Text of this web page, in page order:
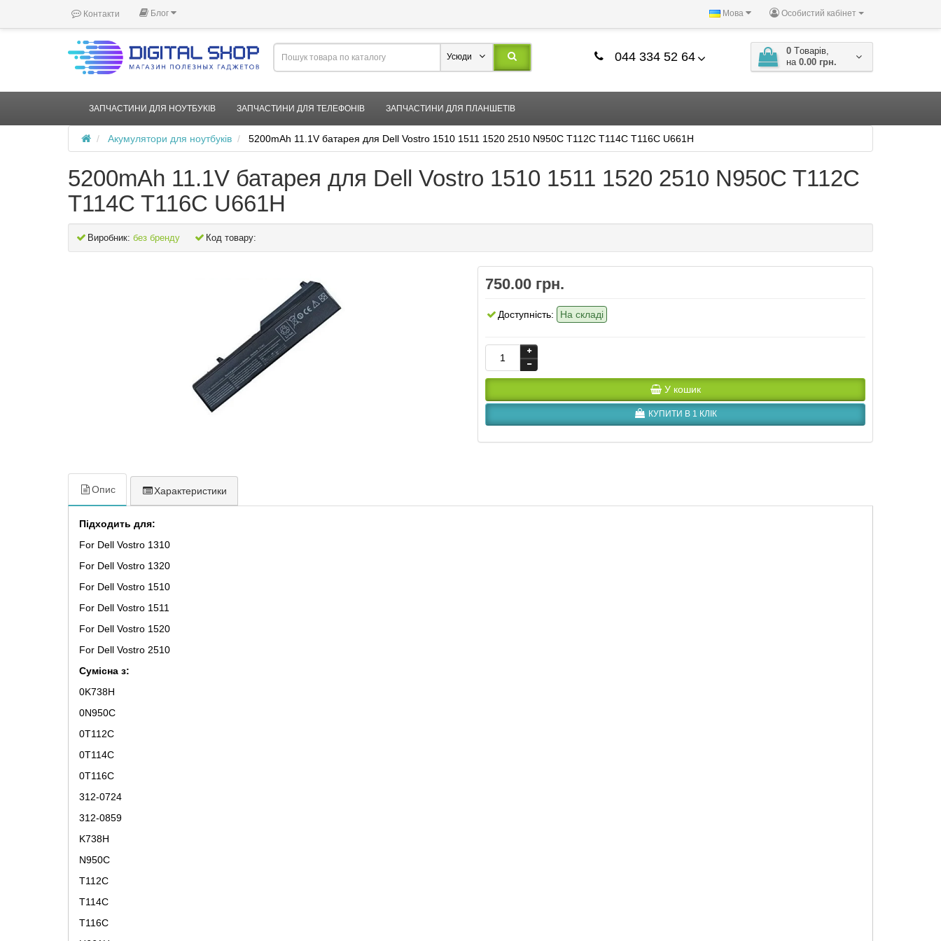
Контакти Блог Особистий кабінет
Мова
044 334 52 64 0 Tоварів,
на 0.00 грн.
Усюди
ЗАПЧАСТИНИ ДЛЯ НОУТБУКІВ ЗАПЧАСТИНИ ДЛЯ ТЕЛЕФОНІВ ЗАПЧАСТИНИ ДЛЯ ПЛАНШЕТІВ
Акумулятори для ноутбуків 5200mAh 11.1V батарея для Dell Vostro 1510 1511 1520 2510 N950C T112C T114C T116C U661H
5200mAh 11.1V батарея для Dell Vostro 1510 1511 1520 2510 N950C T112C
T114C T116C U661H
Виробник: без бренду Код товару:
750.00 грн.
Доступність: На складі
У кошик
КУПИТИ В 1 КЛІК
Опис Характеристики
Підходить для:
For Dell Vostro 1310
For Dell Vostro 1320
For Dell Vostro 1510
For Dell Vostro 1511
For Dell Vostro 1520
For Dell Vostro 2510
Сумісна з:
0K738H
0N950C
0T112C
0T114C
0T116C
312-0724
312-0859
K738H
N950C
T112C
T114C
T116C